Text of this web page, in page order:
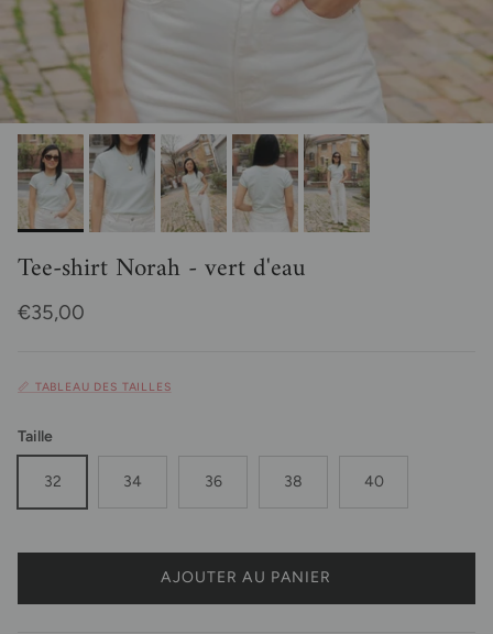
Tee-shirt Norah - vert d'eau
Prix habituel
€35,00
📏 TABLEAU DES TAILLES
Taille
32 34 36 38 40
AJOUTER AU PANIER